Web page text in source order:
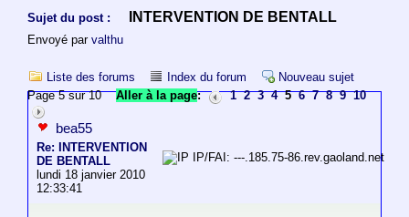
Sujet du post : INTERVENTION DE BENTALL
Envoyé par valthu
Liste des forums Index du forum
Nouveau sujet
Page 5 sur 10Aller à la page: 1 2 3 4 5 6 7 8 9 10
bea55
Re: INTERVENTION
DE BENTALL
lundi 18 janvier 2010
12:33:41
IP/FAI: ---.185.75-86.rev.gaoland.net